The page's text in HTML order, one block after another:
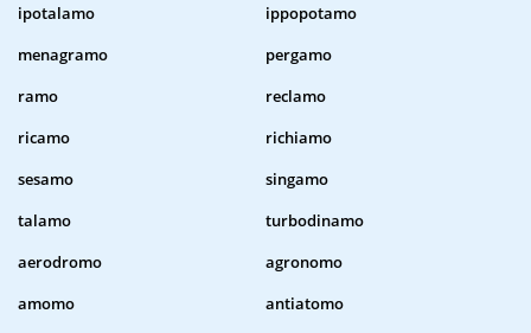
ipotalamo
ippopotamo
menagramo
pergamo
ramo
reclamo
ricamo
richiamo
sesamo
singamo
talamo
turbodinamo
aerodromo
agronomo
amomo
antiatomo